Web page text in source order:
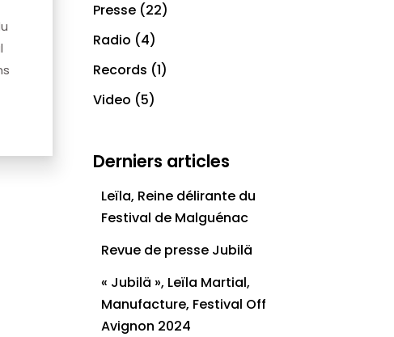
Presse (22)
Radio (4)
Records (1)
Video (5)
Derniers articles
Leïla, Reine délirante du
Festival de Malguénac
Revue de presse Jubilä
« Jubilä », Leïla Martial,
Manufacture, Festival Off
Avignon 2024